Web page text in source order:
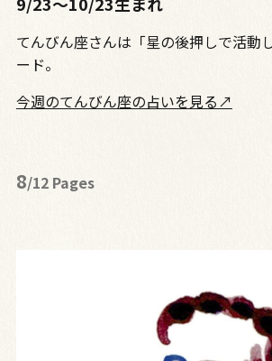
てんびん座さんは「星の後押しで活動
ード。
今週のてんびん座の占いを見る↗
8/12 Pages